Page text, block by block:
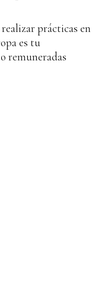
realizar prácticas en
es tu
remuneradas